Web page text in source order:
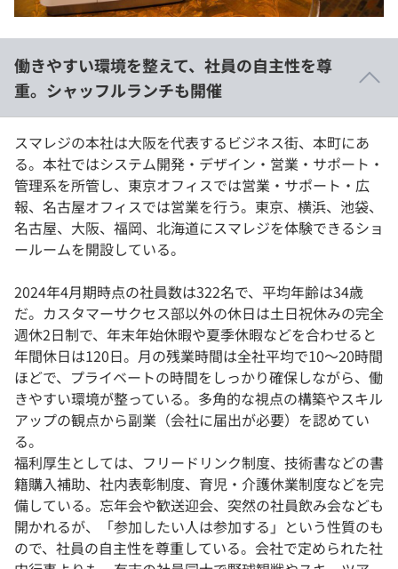
働きやすい環境を整えて、社員の自主性を尊
重。シャッフルランチも開催
スマレジの本社は大阪を代表するビジネス街、本町にあ
る。本社ではシステム開発・デザイン・営業・サポート・
管理系を所管し、東京オフィスでは営業・サポート・広
報、名古屋オフィスでは営業を行う。東京、横浜、池袋、
名古屋、大阪、福岡、北海道にスマレジを体験できるショ
ールームを開設している。
2024年4月期時点の社員数は322名で、平均年齢は34歳
だ。カスタマーサクセス部以外の休日は土日祝休みの完全
週休2日制で、年末年始休暇や夏季休暇などを合わせると
年間休日は120日。月の残業時間は全社平均で10～20時間
ほどで、プライベートの時間をしっかり確保しながら、働
きやすい環境が整っている。多角的な視点の構築やスキル
アップの観点から副業（会社に届出が必要）を認めてい
る。
福利厚生としては、フリードリンク制度、技術書などの書
籍購入補助、社内表彰制度、育児・介護休業制度などを完
備している。忘年会や歓送迎会、突然の社員飲み会なども
開かれるが、「参加したい人は参加する」という性質のも
ので、社員の自主性を尊重している。会社で定められた社